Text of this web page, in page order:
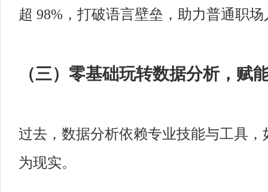
超 98%，打破语言壁垒，助力普通职
（三）零基础玩转数据分析，赋
过去，数据分析依赖专业技能与工具
为现实。